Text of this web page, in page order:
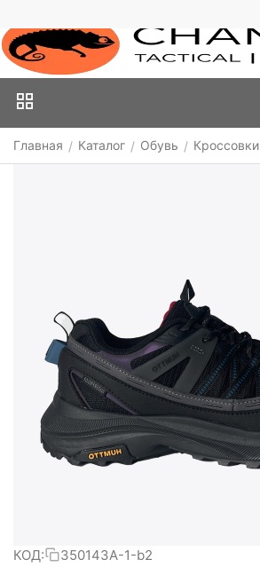
Главная / Каталог / Обувь / Кроссовки
КОД: 350143А-1-b2